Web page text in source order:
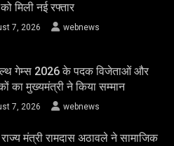
मिली नई रफ्तार
7, 2026 webnews
गेम्स 2026 के पदक विजेताओं और
का मुख्यमंत्री ने किया सम्मान
7, 2026 webnews
मंत्री रामदास अठावले ने सामाजिक